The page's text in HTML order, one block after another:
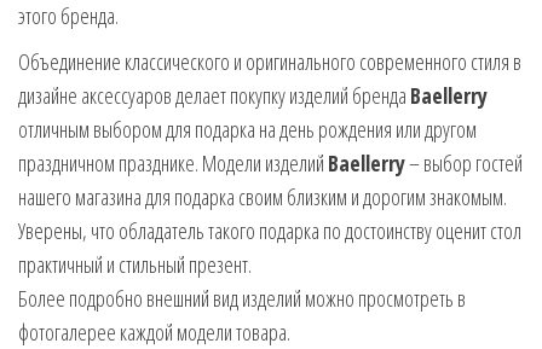
этого бренда.
Объединение классического и оригинального современного стиля в
дизайне аксессуаров делает покупку изделий бренда Baellerry
отличным выбором для подарка на день рождения или другом
праздничном празднике. Модели изделий Baellerry– выбор гостей
нашего магазина для подарка своим близким и дорогим знакомым.
Уверены, что обладатель такого подарка по достоинству оценит стол
практичный и стильный презент.
Более подробно внешний вид изделий можно просмотреть в
фотогалерее каждой модели товара.